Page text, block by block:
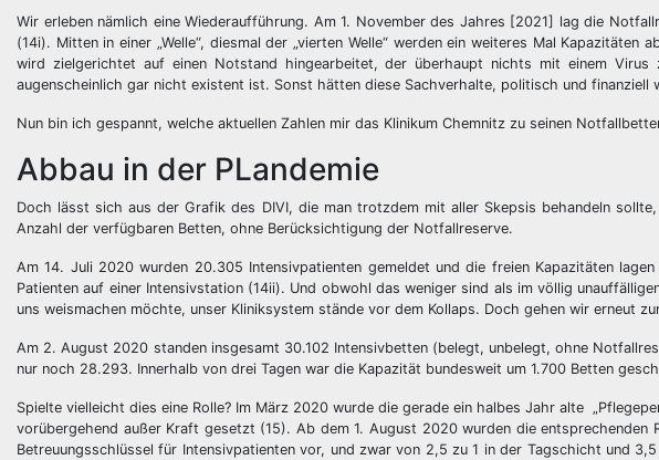
Wir erleben nämlich eine Wiederaufführung. Am 1. November des Jahres [2021] lag die
(14i). Mitten in einer „Welle“, diesmal der „vierten Welle“ werden ein weiteres Mal
wird zielgerichtet auf einen Notstand hingearbeitet, der überhaupt nichts mit einem
augenscheinlich gar nicht existent ist. Sonst hätten diese Sachverhalte, politisch und
Nun bin ich gespannt, welche aktuellen Zahlen mir das Klinikum Chemnitz zu seinen
Abbau in der PLandemie
Doch lässt sich aus der Grafik des DIVI, die man trotzdem mit aller Skepsis behandeln
Anzahl der verfügbaren Betten, ohne Berücksichtigung der Notfallreserve.
Am 14. Juli 2020 wurden 20.305 Intensivpatienten gemeldet und die freien Kapazitäten
Patienten auf einer Intensivstation (14ii). Und obwohl das weniger sind als im völlig
uns weismachen möchte, unser Kliniksystem stände vor dem Kollaps. Doch gehen wir erneut
Am 2. August 2020 standen insgesamt 30.102 Intensivbetten (belegt, unbelegt, ohne
nur noch 28.293. Innerhalb von drei Tagen war die Kapazität bundesweit um 1.700 Betten
Spielte vielleicht dies eine Rolle? Im März 2020 wurde die gerade ein halbes Jahr alte
vorübergehend außer Kraft gesetzt (15). Ab dem 1. August 2020 wurden die entsprechenden
Betreuungsschlüssel für Intensivpatienten vor, und zwar von 2,5 zu 1 in der Tagschicht und